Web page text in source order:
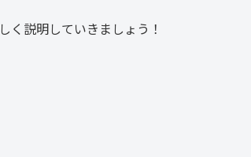
く説明していきましょう！